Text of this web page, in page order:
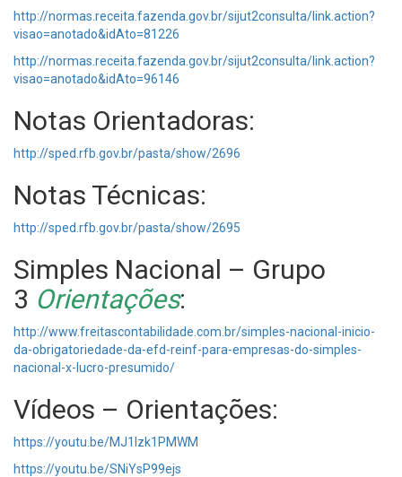
http://normas.receita.fazenda.gov.br/sijut2consulta/link.action?
visao=anotado&idAto=81226
http://normas.receita.fazenda.gov.br/sijut2consulta/link.action?
visao=anotado&idAto=96146
Notas Orientadoras:
http://sped.rfb.gov.br/pasta/show/2696
Notas Técnicas:
http://sped.rfb.gov.br/pasta/show/2695
Simples Nacional – Grupo
3 Orientações:
http://www.freitascontabilidade.com.br/simples-nacional-inicio-
da-obrigatoriedade-da-efd-reinf-para-empresas-do-simples-
nacional-x-lucro-presumido/
Vídeos – Orientações:
https://youtu.be/MJ1Izk1PMWM
https://youtu.be/SNiYsP99ejs